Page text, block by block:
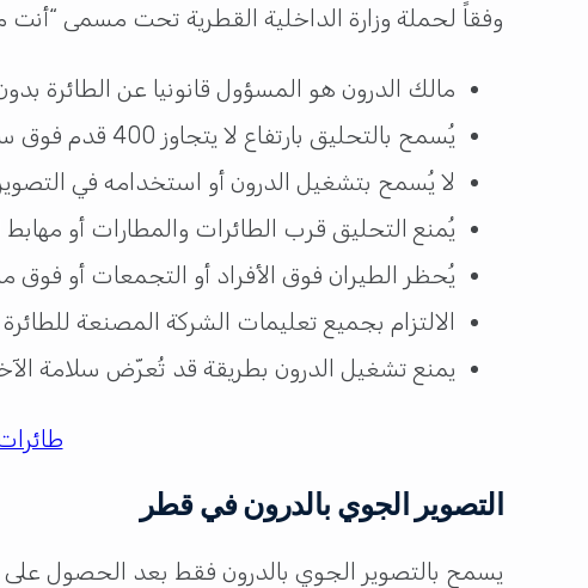
وفقاً لحملة وزارة الداخلية القطرية تحت مسمى
مالك الدرون هو المسؤول قانونيا عن الطائرة
يُسمح بالتحليق بارتفاع لا يتجاوز 400 قدم فوق سطح الأرض.
لا يُسمح بتشغيل الدرون أو استخدامه في
يُمنع التحليق قرب الطائرات والمطارات أو
يُحظر الطيران فوق الأفراد أو التجمعات أو فوق
الالتزام بجميع تعليمات الشركة المصنعة
يمنع تشغيل الدرون بطريقة قد تُعرّض سلامة
التصوير الجوي بالدرون في قطر
يسمح بالتصوير الجوي بالدرون فقط بعد الحصول